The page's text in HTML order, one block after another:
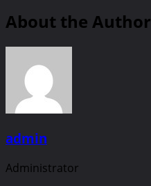
About the Author
admin
Administrator